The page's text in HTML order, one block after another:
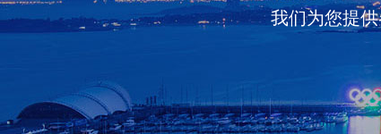
我们为您提